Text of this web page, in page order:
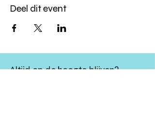
Deel dit event
Altijd op de hoogte blijven?